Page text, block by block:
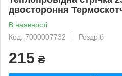
двостороння
В наявності
Код: 7000007732
Роздріб
215 ₴